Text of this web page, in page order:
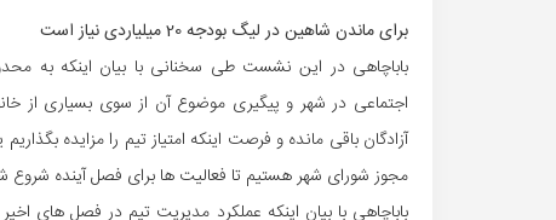
برای ماندن شاهین در لیگ بودجه 20 میلیاردی نیاز است
باباچاهی در این نشست طی سخنانی با بیان اینکه به
اجتماعی در شهر و پیگیری موضوع آن از سوی بسیاری از
آزادگان باقی مانده و فرصت اینکه امتیاز تیم را مزایده
مجوز شورای شهر هستیم تا فعالیت ها برای فصل آینده شروع
باباچاهی با بیان اینکه عملکرد مدیریت تیم در فصل های